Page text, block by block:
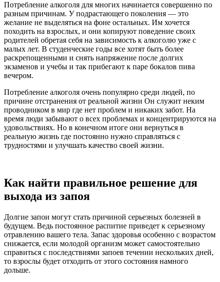
Потребление алкоголя для многих начинается совершенно по
разным причинам. У подрастающего поколения — это
желание не выделяться на фоне остальных. Им хочется
походить на взрослых, и они копируют поведение своих
родителей обретая себя на зависимость к алкоголю уже с
малых лет. В студенческие годы все хотят быть более
раскрепощенными и снять напряжение после долгих
экзаменов и учебы и так прибегают к паре бокалов пива
вечером.
Потребление алкоголя очень популярно среди людей, по
причине отстранения от реальной жизни Он служит неким
проводником в мир где нет проблем и никаких забот. На
время люди забывают о всех проблемах и концентрируются на
удовольствиях. Но в конечном итоге они вернуться в
реальную жизнь где постоянно нужно справляться с
трудностями и улучшать качество своей жизни.
Как найти правильное решение для
выхода из запоя
Долгие запои могут стать причиной серьезных болезней в
будущем. Ведь постоянное распитие приведет к серьезному
отравлению вашего тела. Запас здоровья особенно с возрастом
снижается, если молодой организм может самостоятельно
справиться с последствиями запоев течении нескольких дней,
то взрослы будет отходить от этого состояния намного
дольше.